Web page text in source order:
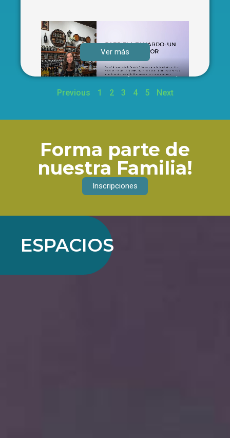
Ver más
Previous 1 2 3 4 5 Next
Forma parte de
nuestra Familia!
Inscripciones
ESPACIOS